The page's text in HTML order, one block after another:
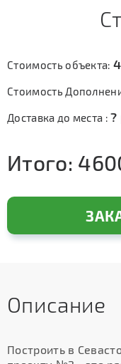
Стоимость объекта:
Стоимость
Доставка до места :?
Итого:
Описание
Построить в